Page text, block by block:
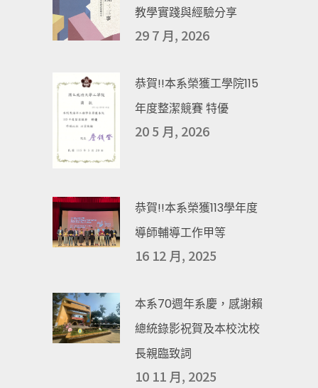
教學實踐與經驗分享
29 7 月, 2026
恭賀!!本系榮獲工學院115
年度整潔競賽 特優
20 5 月, 2026
恭賀!!本系榮獲113學年度
導師輔導工作甲等
16 12 月, 2025
本系70週年系慶，感謝賴
總統錄影祝賀及本校沈校
長親臨致詞
10 11 月, 2025